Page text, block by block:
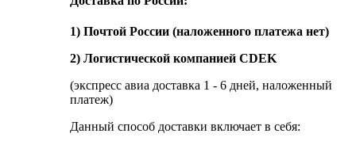
1) Почтой России (наложенного платежа нет)
2) Логистической компанией CDEK
(экспресс авиа доставка 1 - 6 дней, наложенный
платеж)
Данный способ доставки включает в себя: